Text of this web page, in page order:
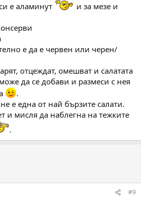
е аламинут
и за мезе и
е да е червен или черен/
отцеждат, омешват и салатата
да се добави и размеси с нея
.
е една от най бързите салати.
и мисля да наблегна на тежките
.
#9